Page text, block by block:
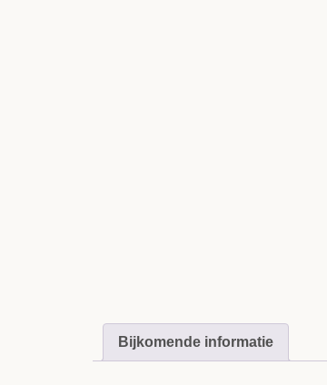
Bijkomende informatie